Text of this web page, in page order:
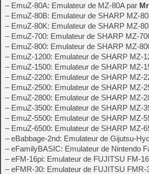
– EmuZ-80A: Emulateur de MZ-80A par
– EmuZ-80B: Emulateur de SHARP MZ-
– EmuZ-80K: Emulateur de SHARP MZ-
– EmuZ-700: Emulateur de SHARP MZ-
– EmuZ-800: Emulateur de SHARP MZ-
– EmuZ-1200: Emulateur de SHARP MZ-
– EmuZ-1500: Emulateur de SHARP MZ-
– EmuZ-2200: Emulateur de SHARP MZ-
– EmuZ-2500: Emulateur de SHARP MZ-
– EmuZ-2800: Emulateur de SHARP MZ-
– EmuZ-3500: Emulateur de SHARP MZ-
– EmuZ-5500: Emulateur de SHARP MZ-
– EmuZ-6500: Emulateur de SHARP MZ-
– eBabbage-2nd: Emulateur de Gijutsu-
– eFamilyBASIC: Emulateur de Nintendo
– eFM-16pi: Emulateur de FUJITSU FM-
– eFMR-30: Emulateur de FUJITSU FMR-